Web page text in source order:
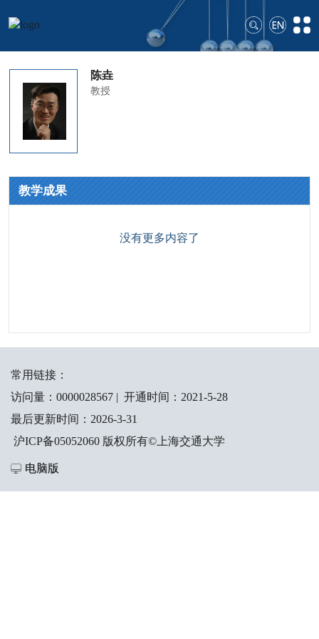
陈垚
教授
教学成果
没有更多内容了
常用链接：
访问量： 0000028567| 开通时间： 2021-5-28
最后更新时间： 2026-3-31
沪ICP备05052060 版权所有©上海交通大学
电脑版